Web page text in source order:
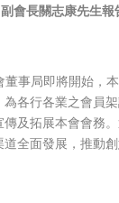
會長關志康先生報
董事局即將開始，
各行各業之會員
及拓展本會會務
全面發展，推動